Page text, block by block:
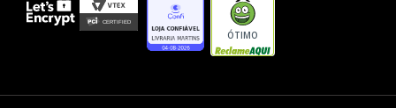
ÓTIMO